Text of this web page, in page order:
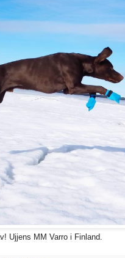
Ujjens MM Varro i Finland.